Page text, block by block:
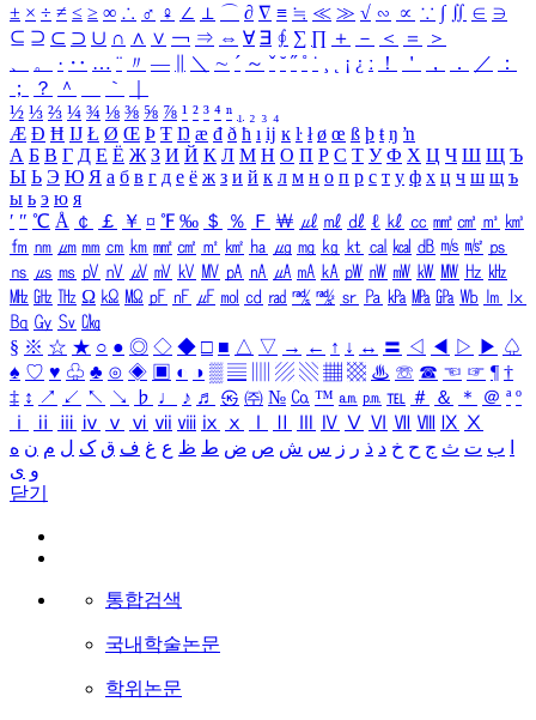
± × ÷ ≠ ≤ ≥ ∞ ∴ ♂ ♀ ∠ ⊥ ⌒ ∂ ∇ ≡ ≒ ≪ ≫ √ ∽ ∝ ∵ ∫ ∬ ∈ ∋
⊆ ⊇ ⊂ ⊃ ∪ ∩ ∧ ∨ ￢ ⇒ ⇔ ∀ ∃ ∮ ∑ ∏ ＋ － ＜ ＝
＞
、
。 · ‥ … ¨ 〃 ― ＼ ∼ ´ ～ ˇ ˘ ˝ ˚ ˙ ¸ ¡ ¿ ː ！ ＇ ， ． ／
：
；
？ ＾ ｀
½ ⅓ ⅔ ¼ ¾ ⅛ ⅜ ⅝ ⅞ ¹ ² ³ ⁴ ⁿ ₁ ₂ ₃ ₄
Æ Ð Ħ Ĳ Ł Ø Œ Þ Ŧ Ŋ æ đ ð ħ ı ĳ ĸ ŀ ł ø œ ß þ ŧ ŋ ŉ
А Б В Г Д Е Ё Ж З И Й К Л М Н О П Р С Т У Ф Х Ц Ч Ш Щ Ъ
Ы Ь Э Ю Я а б в г д е ё ж з и й к л м н о п р с т у ф х ц ч ш щ ъ
ы ь э ю я
′ ″ ℃ Å ￠ ￡ ￥ ¤ ℉ ‰ ＄ ％ Ｆ ￦ ㎕ ㎖ ㎗ ℓ ㎘ ㏄ ㎣ ㎤ ㎥ ㎦
㎙ ㎚ ㎛ ㎜ ㎝ ㎞ ㎟ ㎠ ㎡ ㎢ ㏊ ㎍ ㎎ ㎏ ㏏ ㎈ ㎉ ㏈ ㎧ ㎨ ㎰
㎱ ㎲ ㎳ ㎴ ㎵ ㎶ ㎷ ㎸ ㎹ ㎀ ㎁ ㎂ ㎃ ㎄ ㎺ ㎻ ㎽ ㎾ ㎿ ㎐ ㎑
㎒ ㎓ ㎔ Ω ㏀ ㏁ ㎊ ㎋ ㎌ ㏖ ㏅ ㎭ ㎮ ㎯ ㏛ ㎩ ㎪ ㎫ ㎬ ㏝ ㏐
㏓
㏃ ㏉ ㏜ ㏆
§ ※ ☆ ★ ○ ● ◎ ◇ ◆ □ ■ △ ▽ → ← ↑ ↓ ↔ 〓 ◁ ◀ ▷ ▶ ♤
♠ ♡ ♥ ♧ ♣ ⊙ ◈ ▣ ◐ ◑ ▒ ▤ ▨ ▧ ▦ ▩ ♨ ☏ ☎ ☜ ☞ ¶ †
‡ ↕ ↗ ↙ ↖ ↘ ♭ ♩ ♪ ♬ ㉿ ㈜ № ㏇ ™ ㏂ ㏘ ℡ ＃ ＆ ＊ ＠ ª º
ⅰ
ⅱ ⅲ ⅳ ⅴ ⅵ ⅶ ⅷ ⅸ ⅹ Ⅳ Ⅴ Ⅵ Ⅶ Ⅷ Ⅸ Ⅹ
ب ت ث ج ح خ د ذ ر ز س ش ص ض ط ظ ع غ ف ق ک ل م ن ه
و ی
닫기
통합검색
국내학술논문
학위논문